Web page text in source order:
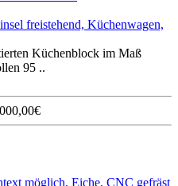
freistehend, Küchenwagen,
Küchenblock im Maß
95 ..